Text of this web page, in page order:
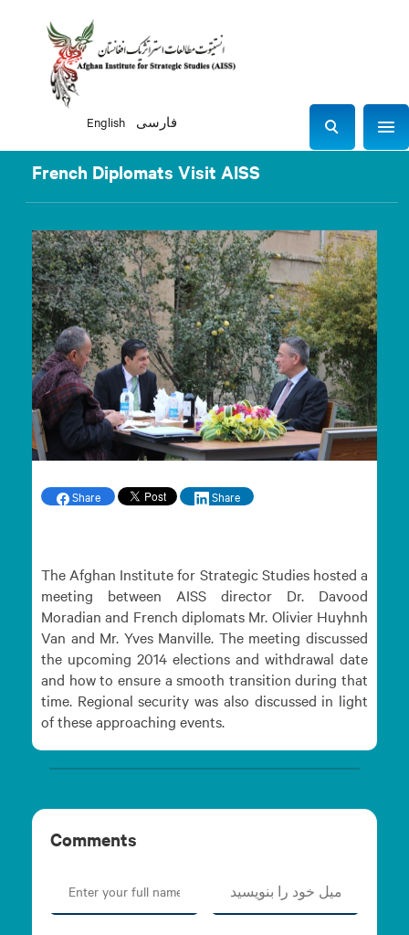
English فارسی
S
e
r
h
French Diplomats Visit AISS
Share Share
The Afghan Institute for Strategic Studies hosted a
meeting between AISS director Dr. Davood
Moradian and French diplomats Mr. Olivier Huyhnh
Van and Mr. Yves Manville. The meeting discussed
the upcoming 2014 elections and withdrawal date
and how to ensure a smooth transition during that
time. Regional security was also discussed in light
of these approaching events.
Comments